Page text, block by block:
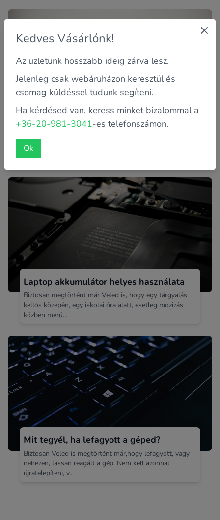
Kicsi vagy nagy laptop kijelző? Melyik a
jobb? :)
Milyen szempontok alapján válassz kijelzőméretet?
Melyik számodra az ideális? Laptop vásárlásakor a
teljesítmény, az ak...
Laptop akkumulátor helyes használata
Biztosan megtörtént már Veled is, hogy egy tárgyalás
kellős közepén, egy iskolai óra alatt, esetleg mozizás
közben merü...
Mit tegyél, ha lefagyott a géped?
Biztosan Veled is megtörtént már,hogy lefagyott, vagy
nehezen, lassan reagált a gép. Nem kell azonnal
újratelepíteni, v...
Kedves Vásárlónk!
Az üzletünk hosszabb ideig zárva lesz.
Jelenleg csak webáruházon keresztül és
csomag küldéssel tudunk segíteni.
Ha kérdésed van, keress minket bizalommal a
+36-20-981-3041-es telefonszámon.
Ok